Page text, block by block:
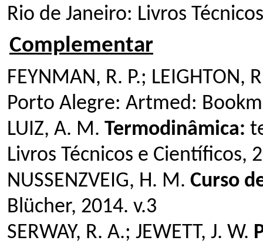
Rio de Janeiro: Livros
Complementar
FEYNMAN, R. P.; LEIGHTON,
Porto Alegre: Artmed:
LUIZ, A. M. Termodinâmica:
Livros Técnicos e Científicos,
NUSSENZVEIG, H. M. Curso
Blücher, 2014. v.3
SERWAY, R. A.; JEWETT, J. W.